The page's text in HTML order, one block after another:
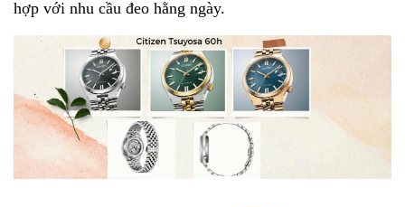
hợp với nhu cầu đeo hằng ngày.